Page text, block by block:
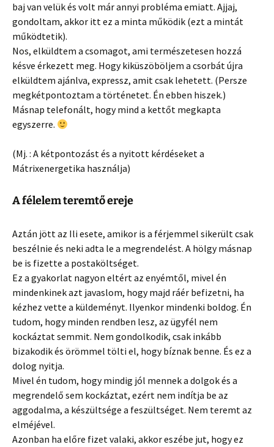
baj van velük és volt már annyi probléma emiatt. Ajjaj,
gondoltam, akkor itt ez a minta működik (ezt a mintát
működtetik).
Nos, elküldtem a csomagot, ami természetesen hozzá
késve érkezett meg. Hogy kiküszöböljem a csorbát újra
elküldtem ajánlva, expressz, amit csak lehetett. (Persze
megkétpontoztam a történetet. Én ebben hiszek.)
Másnap telefonált, hogy mind a kettőt megkapta
egyszerre.
(Mj. : A kétpontozást és a nyitott kérdéseket a
Mátrixenergetika használja)
A félelem teremtő ereje
Aztán jött az Ili esete, amikor is a férjemmel sikerült csak
beszélnie és neki adta le a megrendelést. A hölgy másnap
be is fizette a postaköltséget.
Ez a gyakorlat nagyon eltért az enyémtől, mivel én
mindenkinek azt javaslom, hogy majd ráér befizetni, ha
kézhez vette a küldeményt. Ilyenkor mindenki boldog. Én
tudom, hogy minden rendben lesz, az ügyfél nem
kockáztat semmit. Nem gondolkodik, csak inkább
bizakodik és örömmel tölti el, hogy bíznak benne. És ez a
dolog nyitja.
Mivel én tudom, hogy mindig jól mennek a dolgok és a
megrendelő sem kockáztat, ezért nem indítja be az
aggodalma, a készültsége a feszültséget. Nem teremt az
elméjével.
Azonban ha előre fizet valaki, akkor eszébe jut, hogy ez